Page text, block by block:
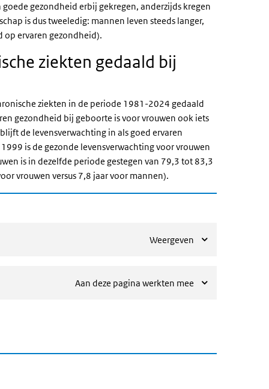
gezondheid erbij gekregen, anderzijds kregen
is dus tweeledig: mannen leven steeds langer,
op ervaren gezondheid).
ziekten gedaald bij
ziekten in de periode 1981-2024 gedaald
gezondheid bij geboorte is voor vrouwen ook iets
de levensverwachting in als goed ervaren
is de gezonde levensverwachting voor vrouwen
is in dezelfde periode gestegen van 79,3 tot 83,3
vrouwen versus 7,8 jaar voor mannen).
Weergeven
Aan deze pagina werkten mee